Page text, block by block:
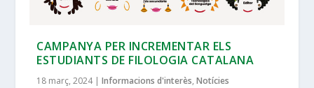
CAMPANYA PER INCREMENTAR ELS
ESTUDIANTS DE FILOLOGIA CATALANA
18 març, 2024|Informacions d'interès,Notícies